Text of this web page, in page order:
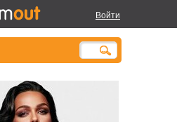
Войти